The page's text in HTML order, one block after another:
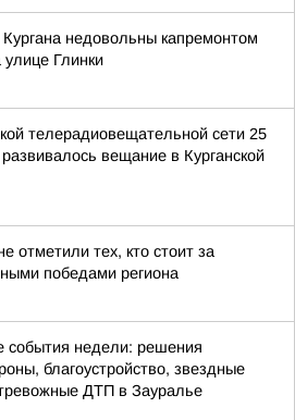
недовольны капремонтом
Глинки
телерадиовещательной сети 25
развивалось вещание в Курганской
отметили тех, кто стоит за
победами региона
события недели: решения
благоустройство, звездные
тревожные ДТП в Зауралье